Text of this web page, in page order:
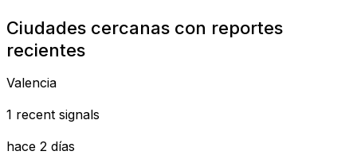
Ciudades cercanas con reportes
recientes
Valencia
1 recent signals
hace 2 días